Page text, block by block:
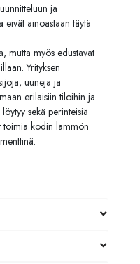
ja
ainoastaan täytä
mutta myös edustavat
Yrityksen
uuneja ja
erilaisiin tiloihin ja
sekä perinteisiä
kodin lämmön